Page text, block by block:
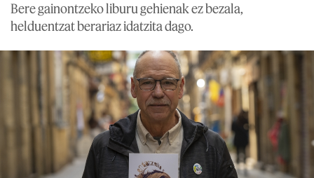
Bere gainontzeko liburu gehienak ez bezala,
helduentzat berariaz idatzita dago.